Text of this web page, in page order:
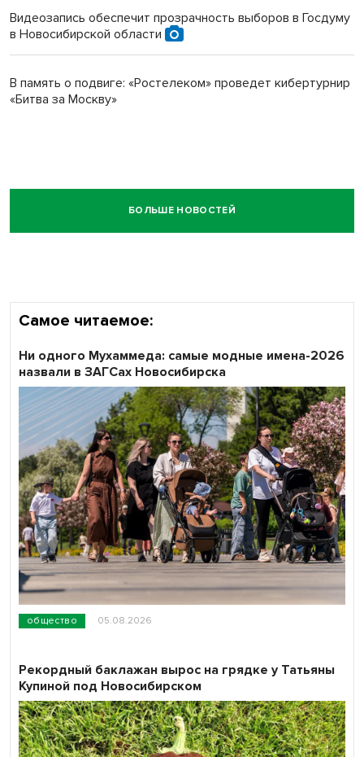
Видеозапись обеспечит прозрачность выборов в Госдуму
в Новосибирской области
В память о подвиге: «Ростелеком» проведет кибертурнир
«Битва за Москву»
БОЛЬШЕ НОВОСТЕЙ
Самое читаемое:
общество 05.08.2026
Ни одного Мухаммеда: самые модные имена-2026
назвали в ЗАГСах Новосибирска
Рекордный баклажан вырос на грядке у Татьяны
Купиной под Новосибирском